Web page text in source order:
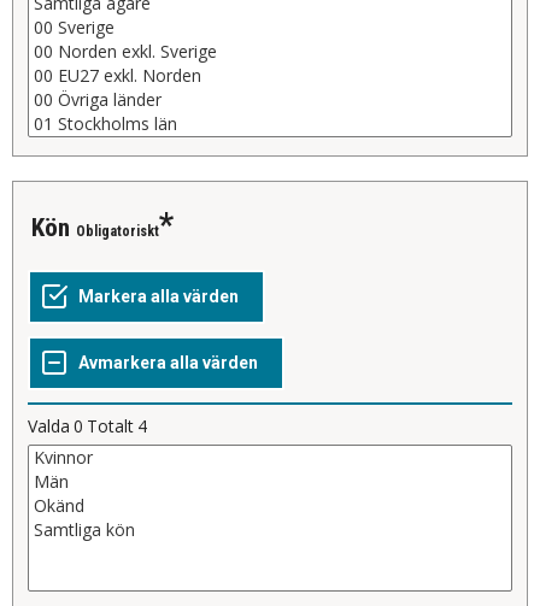
Kön Obligatoriskt
Valda 0 Totalt 4